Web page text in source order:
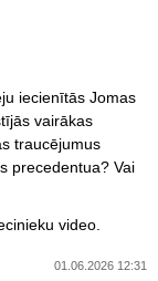
iecienītās Jomas
vairākas
traucējumus
precedentua? Vai
video.
01.06.2026 12:31